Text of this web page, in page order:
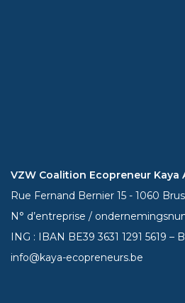
VZW Coalition Ecopreneur Kaya
Rue Fernand Bernier 15 - 1060
N° d’entreprise /
ING : IBAN BE393631 1291 5619 –
info@kaya-ecopreneurs.be